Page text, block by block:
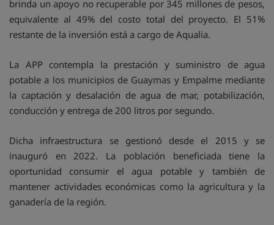
brinda un apoyo no recuperable por 345 millones de pesos,
equivalente al 49% del costo total del proyecto. El 51%
restante de la inversión está a cargo de Aqualia.
La APP contempla la prestación y suministro de agua
potable a los municipios de Guaymas y Empalme mediante
la captación y desalación de agua de mar, potabilización,
conducción y entrega de 200 litros por segundo.
Dicha infraestructura se gestionó desde el 2015 y se
inauguró en 2022. La población beneficiada tiene la
oportunidad consumir el agua potable y también de
mantener actividades económicas como la agricultura y la
ganadería de la región.